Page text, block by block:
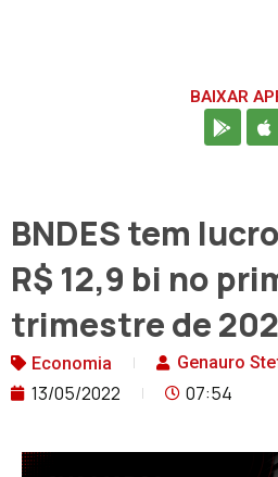
BAIXAR
BNDES tem
R$ 12,9 bi no
trimestre de
Economia Genauro
13/05/2022 07:54